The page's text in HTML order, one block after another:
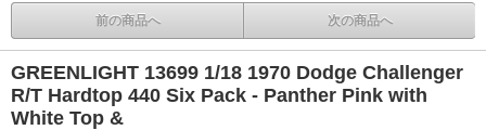
前の商品へ 次の商品へ
GREENLIGHT 13699 1/18 1970 Dodge Challenger
R/T Hardtop 440 Six Pack - Panther Pink with
White Top &